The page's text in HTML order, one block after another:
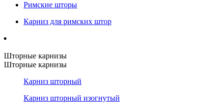
Римские шторы
Карниз для римских штор
Шторные карнизы
Шторные карнизы
Карниз шторный
Карниз шторный изогнутый